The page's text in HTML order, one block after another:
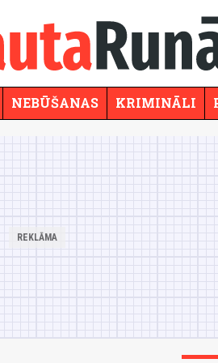
NEBŪŠANAS KRIMINĀLI